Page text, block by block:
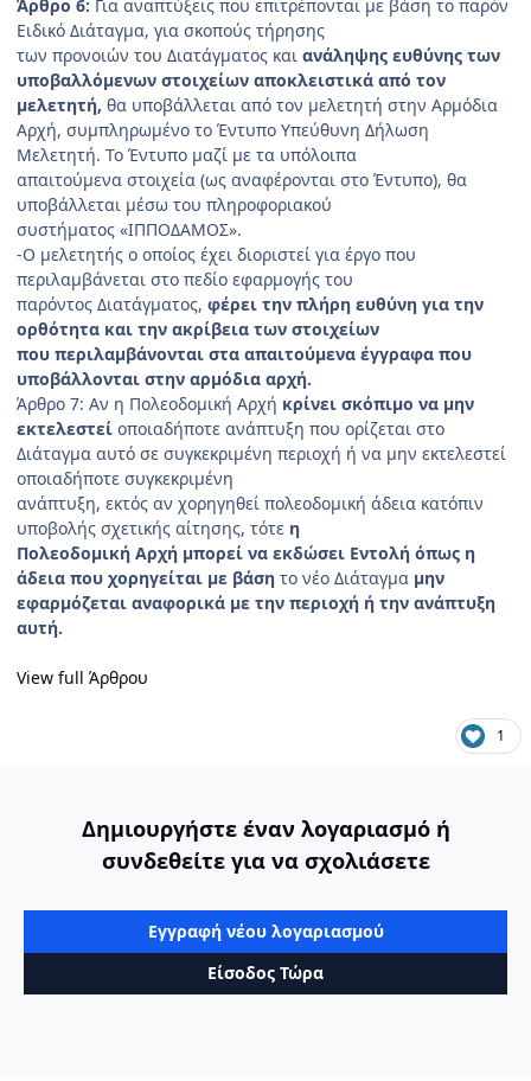
Άρθρο 6: Για αναπτύξεις που επιτρέπονται με βάση το παρόν
Ειδικό Διάταγμα, για σκοπούς τήρησης
των προνοιών του Διατάγματος και ανάληψης ευθύνης των
υποβαλλόμενων στοιχείων αποκλειστικά από τον
μελετητή, θα υποβάλλεται από τον μελετητή στην Αρμόδια
Αρχή, συμπληρωμένο το Έντυπο Υπεύθυνη Δήλωση
Μελετητή. Το Έντυπο μαζί με τα υπόλοιπα
απαιτούμενα στοιχεία (ως αναφέρονται στο Έντυπο), θα
υποβάλλεται μέσω του πληροφοριακού
συστήματος «ΙΠΠΟΔΑΜΟΣ».
-Ο μελετητής ο οποίος έχει διοριστεί για έργο που
περιλαμβάνεται στο πεδίο εφαρμογής του
παρόντος Διατάγματος, φέρει την πλήρη ευθύνη για την
ορθότητα και την ακρίβεια των στοιχείων
που περιλαμβάνονται στα απαιτούμενα έγγραφα που
υποβάλλονται στην αρμόδια αρχή.
Άρθρο 7: Αν η Πολεοδομική Αρχή κρίνει σκόπιμο να μην
εκτελεστεί οποιαδήποτε ανάπτυξη που ορίζεται στο
Διάταγμα αυτό σε συγκεκριμένη περιοχή ή να μην εκτελεστεί
οποιαδήποτε συγκεκριμένη
ανάπτυξη, εκτός αν χορηγηθεί πολεοδομική άδεια κατόπιν
υποβολής σχετικής αίτησης, τότε η
Πολεοδομική Αρχή μπορεί να εκδώσει Εντολή όπως η
άδεια που χορηγείται με βάση το νέο Διάταγμα μην
εφαρμόζεται αναφορικά με την περιοχή ή την ανάπτυξη
αυτή.
View full Άρθρου
1
Δημιουργήστε έναν λογαριασμό ή
συνδεθείτε για να σχολιάσετε
Εγγραφή νέου λογαριασμού
Είσοδος Τώρα